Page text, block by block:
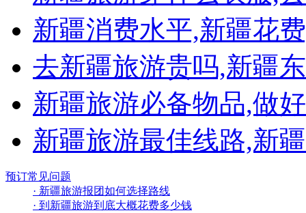
新疆消费水平,新疆花
去新疆旅游贵吗,新疆
新疆旅游必备物品,做
新疆旅游最佳线路,新
预订常见问题
· 新疆旅游报团如何选择路线
· 到新疆旅游到底大概花费多少钱